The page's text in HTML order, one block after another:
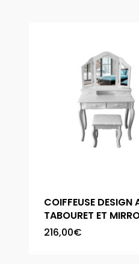
COIFFEUSE DESIGN
TABOURET ET
216,00€